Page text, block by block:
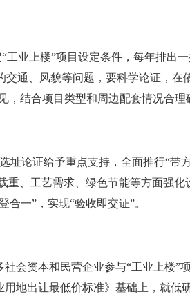
业上楼”项目设定条件，每年排出一
通、风貌等问题，要科学论证，在
结合项目类型和周边配套情况合理
论证给予重点支持，全面推行“带
重、工艺需求、绿色节能等方面强化
一”，实现“验收即交证”。
资本和民营企业参与“工业上楼”项
地出让最低价标准》基础上，就低